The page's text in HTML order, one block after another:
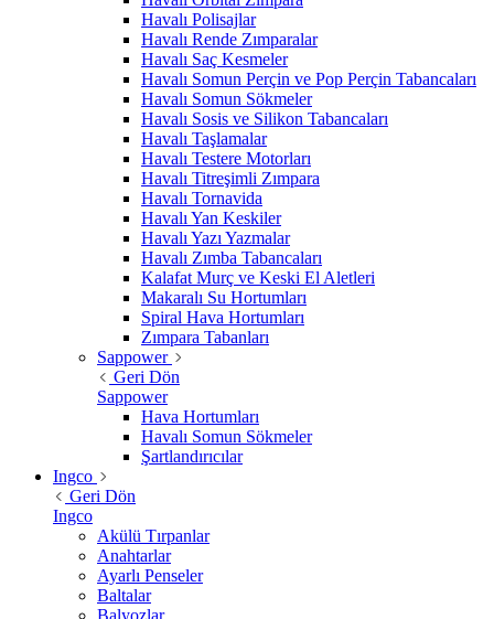
Havalı Polisajlar
Havalı Rende Zımparalar
Havalı Saç Kesmeler
Havalı Somun Perçin ve Pop Perçin Tabancaları
Havalı Somun Sökmeler
Havalı Sosis ve Silikon Tabancaları
Havalı Taşlamalar
Havalı Testere Motorları
Havalı Titreşimli Zımpara
Havalı Tornavida
Havalı Yan Keskiler
Havalı Yazı Yazmalar
Havalı Zımba Tabancaları
Kalafat Murç ve Keski El Aletleri
Makaralı Su Hortumları
Spiral Hava Hortumları
Zımpara Tabanları
Sappower
Geri Dön
Sappower
Hava Hortumları
Havalı Somun Sökmeler
Şartlandırıcılar
Ingco
Geri Dön
Ingco
Akülü Tırpanlar
Anahtarlar
Ayarlı Penseler
Baltalar
Balyozlar